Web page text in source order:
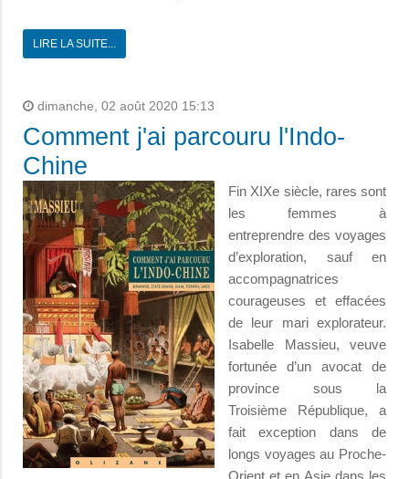
LIRE LA SUITE...
dimanche, 02 août 2020 15:13
Comment j'ai parcouru l'Indo-
Chine
Fin XIXe siècle, rares sont
les femmes à
entreprendre des voyages
d’exploration, sauf en
accompagnatrices
courageuses et effacées
de leur mari explorateur.
Isabelle Massieu, veuve
fortunée d’un avocat de
province sous la
Troisième République, a
fait exception dans de
longs voyages au Proche-